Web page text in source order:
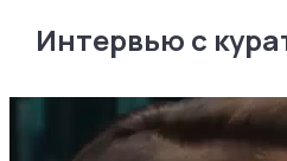
Интервью с